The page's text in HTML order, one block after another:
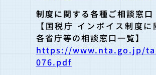
制度に関する各種ご相談窓口
【国税庁 インボイス制度に
各省庁等の相談窓口一覧】
https://www.nta.go.jp/
076.pdf